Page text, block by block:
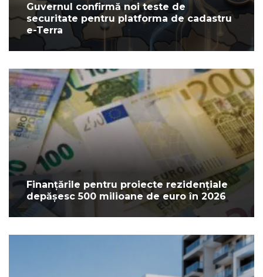
Guvernul confirmă noi teste de
securitate pentru platforma de cadastru
e-Terra
Finanțările pentru proiecte rezidențiale
depășesc 500 milioane de euro în 2026